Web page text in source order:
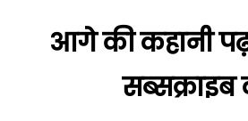
आगे की कहानी